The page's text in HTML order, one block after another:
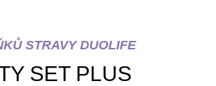
STRAVY DUOLIFE
SET PLUS